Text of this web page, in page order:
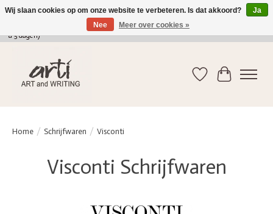
verkoop@arti-artandwriting.be/ +32 (0)471 41 82 41 / GRATIS verzending > 75 euro (2
a 5 dagen)
Verlanglijst
Home / Schrijfwaren / Visconti
Visconti Schrijfwaren
Wij slaan cookies op om onze website te verbeteren. Is dat akkoord?
Ja
Nee
Meer over cookies »